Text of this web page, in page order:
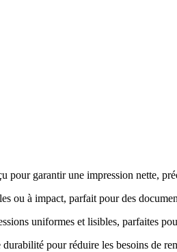
pour garantir une impression nette,
ou à impact, parfait pour des
uniformes et lisibles, parfaites
pour réduire les besoins de